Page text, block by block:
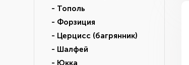
- Тополь
- Форзиция
- Церцисс (багрянник)
- Шалфей
- Юкка